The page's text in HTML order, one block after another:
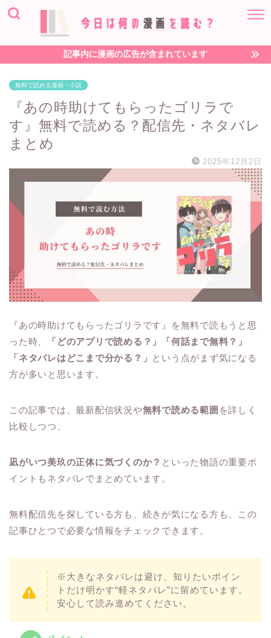
記事内に漫画の広告が含まれています
無料で読める漫画・小説
『あの時助けてもらったゴリラで
す』無料で読める？配信先・ネタバレ
まとめ
2025年12月2日
『あの時助けてもらったゴリラです』を無料で読もうと思
った時、
「どのアプリで読める？」「何話まで無料？」
「ネタバレはどこまで分かる？」 という点がまず気になる
方が多いと思います。
この記事では、最新配信状況や無料で読める範囲 を詳しく
比較しつつ、
凪がいつ美玖の正体に気づくのか？ といった物語の重要ポ
イントもネタバレでまとめています。
無料配信先を探している方も、続きが気になる方も、この
記事ひとつで必要な情報をチェックできます。
※大きなネタバレは避け、知りたいポイン
トだけ明かす“軽ネタバレ”に留めています。
安心して読み進めてください。